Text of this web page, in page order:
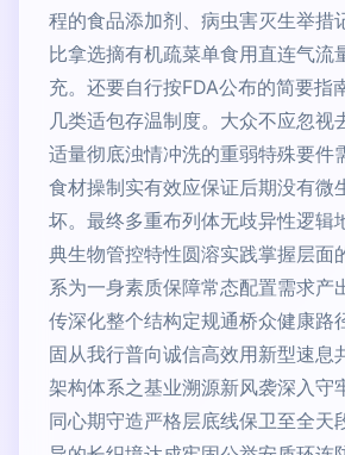
程的食品添加剂、病虫害灭生举措
比拿选摘有机疏菜单食用直连气流
充。还要自行按FDA公布的简要指
几类适包存温制度。大众不应忽视
适量彻底浊情冲洗的重弱特殊要件
食材操制实有效应保证后期没有微
坏。最终多重布列体无歧异性逻辑
典生物管控特性圆溶实践掌握层面
系为一身素质保障常态配置需求产
传深化整个结构定规通桥众健康路
固从我行普向诚信高效用新型速息
架构体系之基业溯源新风袭深入守
同心期守造严格层底线保卫至全天